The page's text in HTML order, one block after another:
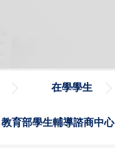
在學學生
教育部學生輔導諮商中心